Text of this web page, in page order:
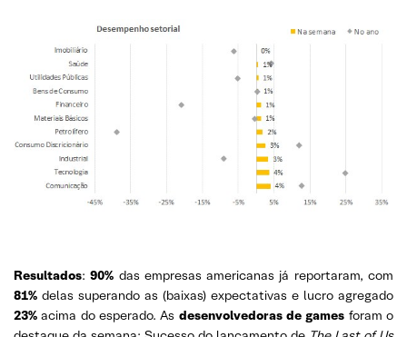
Resultados:90% das empresas americanas já reportaram, com
81% delas superando as (baixas) expectativas e lucro agregado
23% acima do esperado. As desenvolvedoras de games foram o